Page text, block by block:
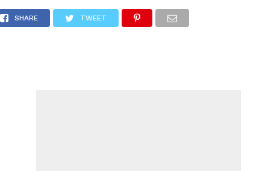
DEPORTES DENUNCIAS WHATSAPP
SHARE TWEET